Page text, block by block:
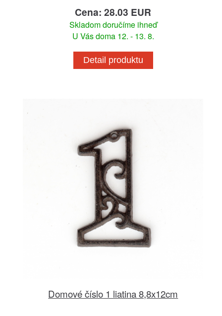
Cena: 28.03 EUR
Skladom doručíme ihneď
U Vás doma 12. - 13. 8.
Detail produktu
Domové číslo 1 liatina 8,8x12cm